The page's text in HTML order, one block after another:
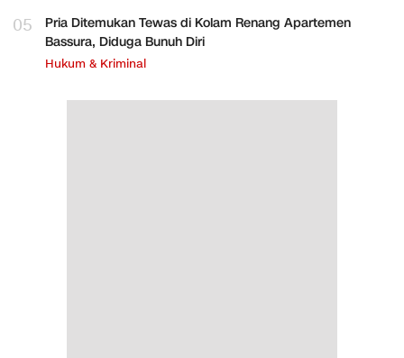
05
Pria Ditemukan Tewas di Kolam Renang Apartemen
Bassura, Diduga Bunuh Diri
Hukum & Kriminal